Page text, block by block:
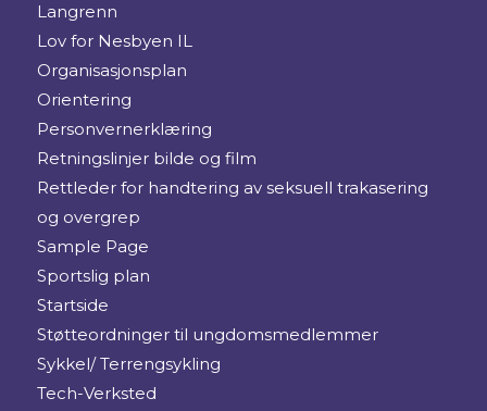
Langrenn
Lov for Nesbyen IL
Organisasjonsplan
Orientering
Personvernerklæring
Retningslinjer bilde og film
Rettleder for handtering av seksuell trakasering
og overgrep
Sample Page
Sportslig plan
Startside
Støtteordninger til ungdomsmedlemmer
Sykkel/ Terrengsykling
Tech-Verksted